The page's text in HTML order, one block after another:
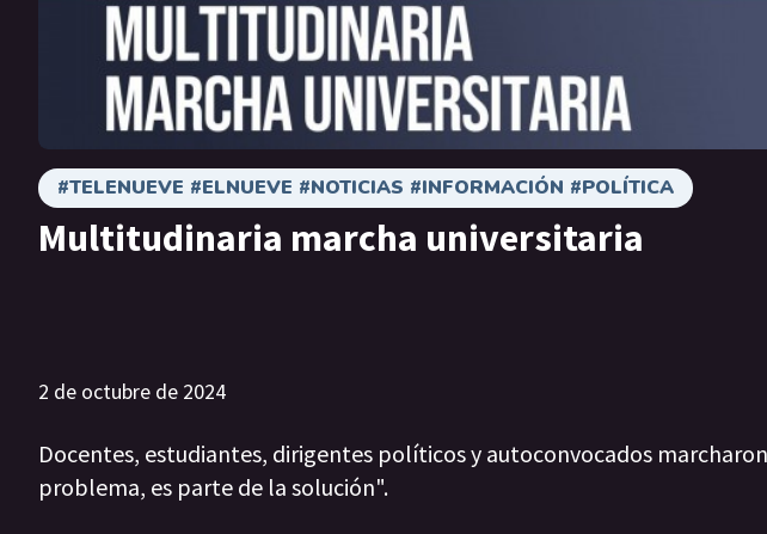
#TELENUEVE #ELNUEVE #NOTICIAS #INFORMACIÓN #POLÍTICA
Multitudinaria marcha universitaria
2 de octubre de 2024
Docentes, estudiantes, dirigentes políticos y autoconvocados
problema, es parte de la solución".